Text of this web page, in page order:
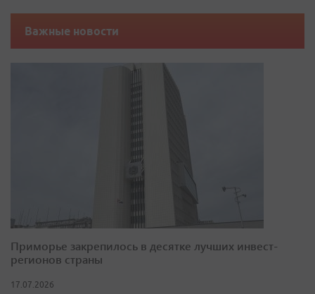
Важные новости
Приморье закрепилось в десятке лучших инвест-
регионов страны
17.07.2026